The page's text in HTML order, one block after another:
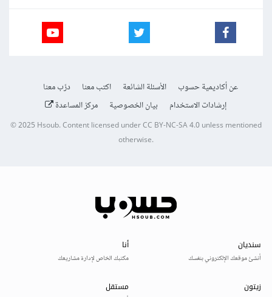
عن أكاديمية حسوب الأسئلة الشائعة اكتب معنا
درّب معنا
إرشادات الاستخدام
بيان الخصوصية مركز المساعدة
© 2025Hsoub.Content licensed underCC BY-NC-SA 4.0unless mentioned
otherwise.